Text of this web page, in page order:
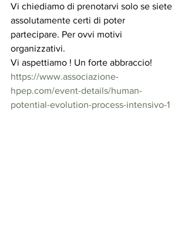
Vi chiediamo di prenotarvi solo se siete
assolutamente certi di poter
partecipare. Per ovvi motivi
organizzativi.
Vi aspettiamo ! Un forte abbraccio!
https://www.associazione-
hpep.com/event-details/human-
potential-evolution-process-intensivo-1